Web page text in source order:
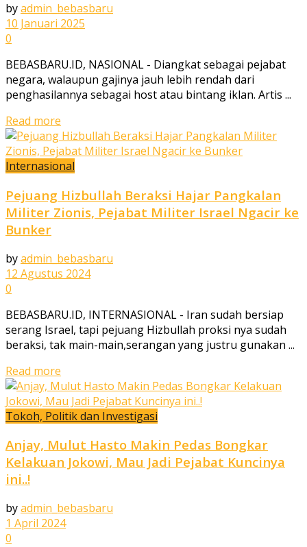
byadmin_bebasbaru
10 Januari 2025
0
BEBASBARU.ID, NASIONAL - Diangkat sebagai pejabat
negara, walaupun gajinya jauh lebih rendah dari
penghasilannya sebagai host atau bintang iklan. Artis ...
Read more
Internasional
Pejuang Hizbullah Beraksi Hajar Pangkalan
Militer Zionis, Pejabat Militer Israel Ngacir ke
Bunker
byadmin_bebasbaru
12 Agustus 2024
0
BEBASBARU.ID, INTERNASIONAL - Iran sudah bersiap
serang Israel, tapi pejuang Hizbullah proksi nya sudah
beraksi, tak main-main,serangan yang justru gunakan ...
Read more
Tokoh, Politik dan Investigasi
Anjay, Mulut Hasto Makin Pedas Bongkar
Kelakuan Jokowi, Mau Jadi Pejabat Kuncinya
ini..!
byadmin_bebasbaru
1 April 2024
0